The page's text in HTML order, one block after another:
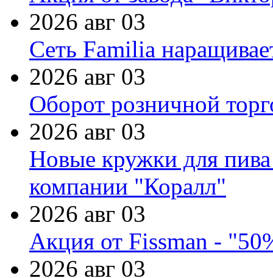
2026 авг 03
Сеть Familia
2026 авг 03
Оборот розничной
2026 авг 03
Новые кружки для
компании "Коралл"
2026 авг 03
Акция от Fissman -
2026 авг 03